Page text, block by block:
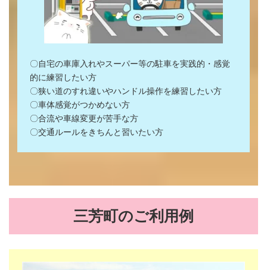
〇自宅の車庫入れやスーパー等の駐車を実践的・感覚
的に練習したい方
〇狭い道のすれ違いやハンドル操作を練習したい方
〇車体感覚がつかめない方
〇合流や車線変更が苦手な方
〇交通ルールをきちんと習いたい方
三芳町のご利用例